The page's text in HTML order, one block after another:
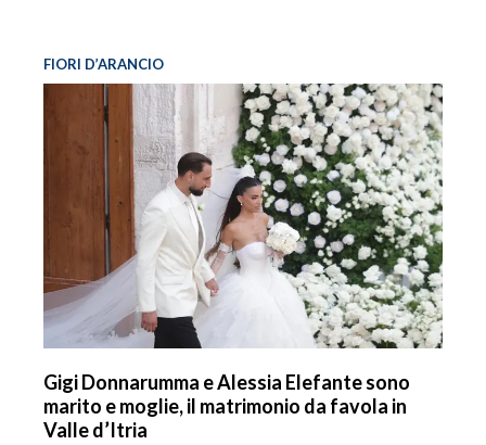
FIORI D’ARANCIO
Gigi Donnarumma e Alessia Elefante sono
marito e moglie, il matrimonio da favola in
Valle d’Itria